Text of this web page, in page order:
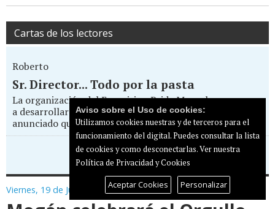
Cartas de los lectores
Roberto
Sr. Director... Todo por la pasta
La organización del Eurovision Pride Maspalomas que va
a desarrollarse entre el 14 y 17 de mayo en el Yumbo, ha
anunciado que va a boicotear la...
Enviar carta al director
Viernes, 19 de Junio de 2026
Aviso sobre el Uso de cookies:
Utilizamos cookies nuestras y de terceros para el
funcionamiento del digital. Puedes consultar la lista
de cookies y como desconectarlas.Ver nuestra
Política de Privacidad y Cookies
Aceptar Cookies Personalizar